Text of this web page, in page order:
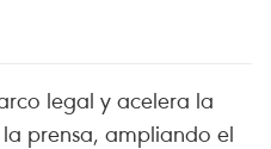
legal y acelera la
prensa, ampliando el